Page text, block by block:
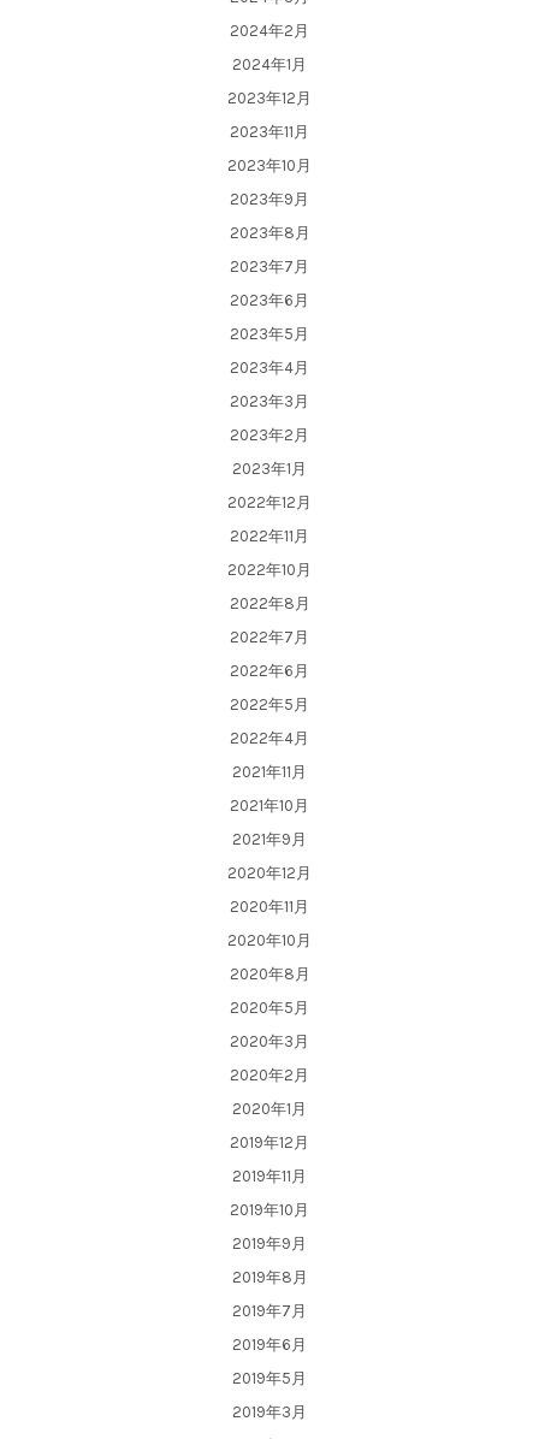
2024年2月
2024年1月
2023年12月
2023年11月
2023年10月
2023年9月
2023年8月
2023年7月
2023年6月
2023年5月
2023年4月
2023年3月
2023年2月
2023年1月
2022年12月
2022年11月
2022年10月
2022年8月
2022年7月
2022年6月
2022年5月
2022年4月
2021年11月
2021年10月
2021年9月
2020年12月
2020年11月
2020年10月
2020年8月
2020年5月
2020年3月
2020年2月
2020年1月
2019年12月
2019年11月
2019年10月
2019年9月
2019年8月
2019年7月
2019年6月
2019年5月
2019年3月